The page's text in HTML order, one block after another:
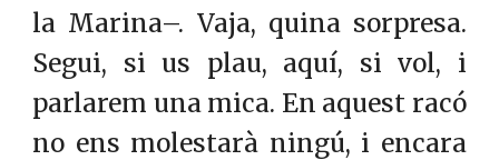
la Marina–. Vaja, quina sorpresa.
Segui, si us plau, aquí, si vol, i
parlarem una mica. En aquest racó
no ens molestarà ningú, i encara